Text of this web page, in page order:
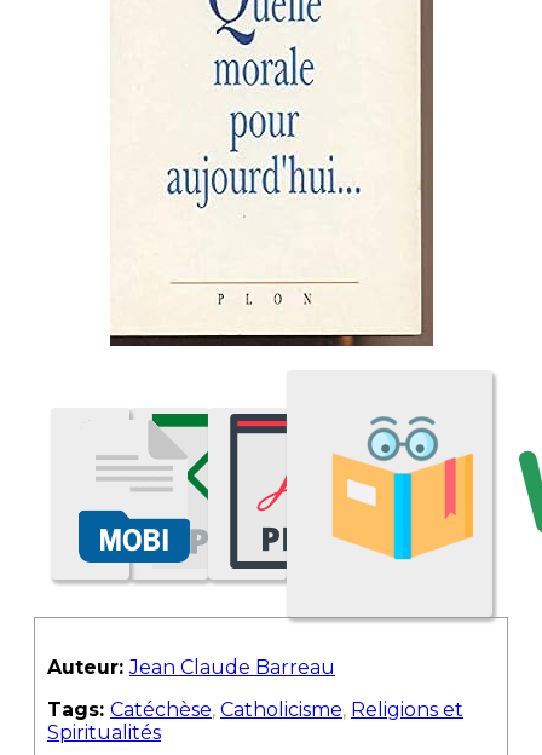
Auteur:Jean Claude Barreau
Tags: Catéchèse, Catholicisme, Religions et
Spiritualités